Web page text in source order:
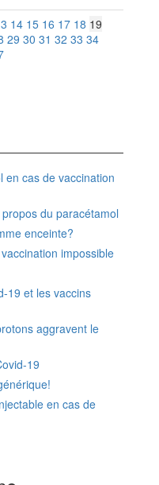
14 15 16 17 18 19
29 30 31 32 33 34
en cas de vaccination
du paracétamol
enceinte?
impossible
19 et les vaccins
aggravent le
19
en cas de